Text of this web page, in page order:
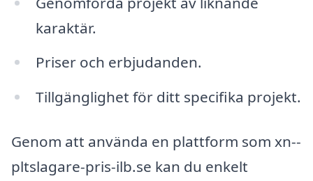
karaktär.
Priser och erbjudanden.
Tillgänglighet för ditt specifika projekt.
Genom att använda en plattform som xn--
pltslagare-pris-ilb.se kan du enkelt